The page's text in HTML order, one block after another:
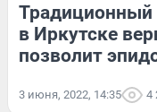
Традиционный
в Иркутске
позволит
3 июня, 2022, 14:35 4